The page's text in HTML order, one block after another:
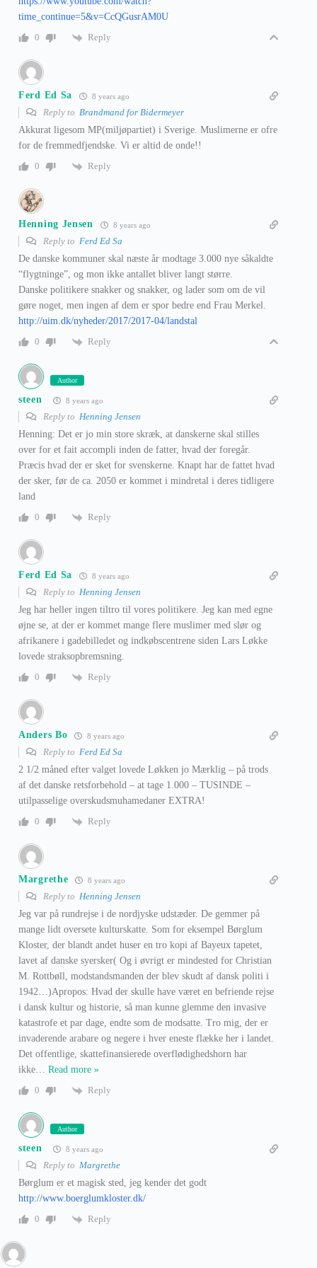
time_continue=5&v=CcQGusrAM0U
0
Reply
Ferd Ed Sa 8 years ago
Reply to Brandmand for Bidermeyer
Akkurat ligesom MP(miljøpartiet) i Sverige. Muslimerne er ofre
for de fremmedfjendske. Vi er altid de onde!!
0
Reply
Henning Jensen 8 years ago
Reply to Ferd Ed Sa
De danske kommuner skal næste år modtage 3.000 nye såkaldte
“flygtninge”, og mon ikke antallet bliver langt større.
Danske politikere snakker og snakker, og lader som om de vil
gøre noget, men ingen af dem er spor bedre end Frau Merkel.
http://uim.dk/nyheder/2017/2017-04/landstal
0
Reply
Author
steen 8 years ago
Reply to Henning Jensen
Henning: Det er jo min store skræk, at danskerne skal stilles
over for et fait accompli inden de fatter, hvad der foregår.
Præcis hvad der er sket for svenskerne. Knapt har de fattet hvad
der sker, før de ca. 2050 er kommet i mindretal i deres tidligere
land
0
Reply
Ferd Ed Sa 8 years ago
Reply to Henning Jensen
Jeg har heller ingen tiltro til vores politikere. Jeg kan med egne
øjne se, at der er kommet mange flere muslimer med slør og
afrikanere i gadebilledet og indkøbscentrene siden Lars Løkke
lovede straksopbremsning.
0
Reply
Anders Bo 8 years ago
Reply to Ferd Ed Sa
2 1/2 måned efter valget lovede Løkken jo Mærklig – på trods
af det danske retsforbehold – at tage 1.000 – TUSINDE –
utilpasselige overskudsmuhamedaner EXTRA!
0
Reply
Margrethe 8 years ago
Reply to Henning Jensen
Jeg var på rundrejse i de nordjyske udstæder. De gemmer på
mange lidt oversete kulturskatte. Som for eksempel Børglum
Kloster, der blandt andet huser en tro kopi af Bayeux tapetet,
lavet af danske syersker( Og i øvrigt er mindested for Christian
M. Rottbøll, modstandsmanden der blev skudt af dansk politi i
1942…)Apropos: Hvad der skulle have været en befriende rejse
i dansk kultur og historie, så man kunne glemme den invasive
katastrofe et par dage, endte som de modsatte. Tro mig, der er
invaderende arabare og negere i hver eneste flække her i landet.
Det offentlige, skattefinansierede overflødighedshorn har
ikke
Read more »
0
Reply
Author
steen 8 years ago
Reply to Margrethe
Børglum er et magisk sted, jeg kender det godt
http://www.boerglumkloster.dk/
0
Reply